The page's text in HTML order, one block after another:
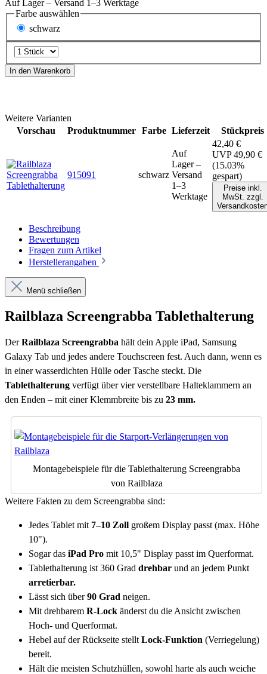
Auf Lager – Versand 1–3 Werktage
Farbe auswählen
schwarz
In den Warenkorb
Weitere Varianten
Vorschau
Produktnummer Farbe Lieferzeit Stückpreis
915091 schwarz
Auf
Lager –
Versand
1–3
Werktage
42,40 €
UVP49,90 €
(15.03%
gespart)
Preise inkl.
MwSt. zzgl.
Beschreibung
Bewertungen
Fragen zum Artikel
Herstellerangaben
Menü schließen
Railblaza Screengrabba Tablethalterung
DerRailblaza Screengrabba hält dein Apple iPad, Samsung
Galaxy Tab und jedes andere Touchscreen fest. Auch dann, wenn es
in einer wasserdichten Hülle oder Tasche steckt. Die
Tablethalterung verfügt über vier verstellbare Halteklammern an
den Enden – mit einer Klemmbreite bis zu 23 mm.
Montagebeispiele für die Tablethalterung Screengrabba
von Railblaza
Weitere Fakten zu dem Screengrabba sind:
Jedes Tablet mit 7–10 Zoll großem Display passt (max. Höhe
10").
Sogar das iPad Pro mit 10,5" Display passt im Querformat.
Tablethalterung ist 360 Grad drehbar und an jedem Punkt
arretierbar.
Lässt sich über90 Grad neigen.
Mit drehbarem R-Lock änderst du die Ansicht zwischen
Hoch- und Querformat.
Hebel auf der Rückseite stellt Lock-Funktion (Verriegelung)
bereit.
Hält die meisten Schutzhüllen, sowohl harte als auch weiche